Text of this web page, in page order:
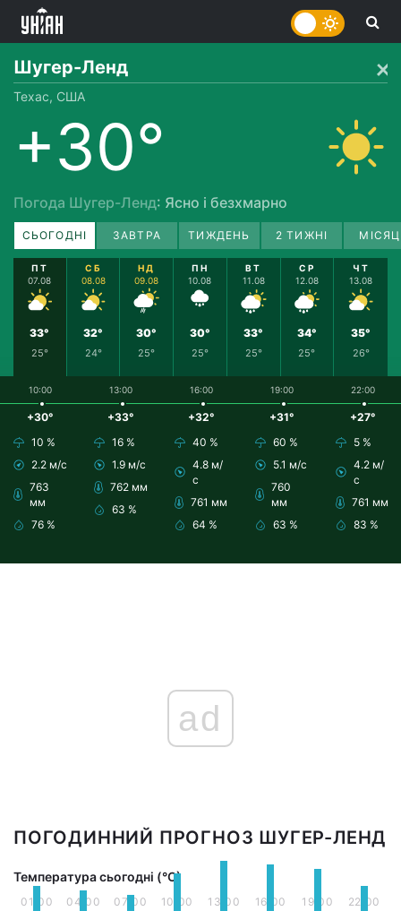
Шугер-Ленд
Техас, США
+30°
Погода Шугер-Ленд: Ясно і безхмарно
СЬОГОДНІ ЗАВТРА ТИЖДЕНЬ 2 ТИЖНІ
ПТ
07.08
33°
25°
СБ
08.08
32°
24°
НД
09.08
30°
25°
ПН
10.08
30°
25°
ВТ
11.08
33°
25°
СР
12.08
34°
25°
ЧТ
13.08
35°
26°
10:00
+30°
10 %
2.2 м/с
763
мм
76 %
13:00
+33°
16 %
1.9 м/с
762 мм
63 %
16:00
+32°
40 %
4.8 м/
с
761 мм
64 %
19:00
+31°
60 %
5.1 м/с
760
мм
63 %
22:00
+27°
5 %
4.2 м/
с
761 мм
83 %
ad
ПОГОДИННИЙ ПРОГНОЗ ШУГЕР-ЛЕНД
Температура сьогодні (°С)
01:00 04:00 07:00 10:00 13:00 16:00 19:00 22:00